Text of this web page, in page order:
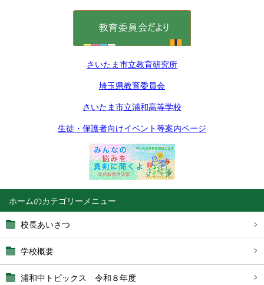
ホーム
校長あいさつ
学校概要
浦和中トピックス 令和８年度
さいたま市立教育研究所
埼玉県教育委員会
さいたま市立浦和高等学校
生徒・保護者向けイベント等案内ページ